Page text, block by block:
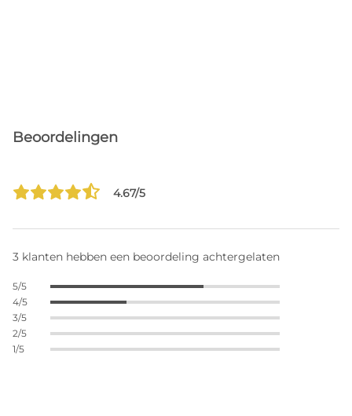
Beoordelingen
4.67/5
3 klanten hebben een beoordeling achtergelaten
5/5
4/5
3/5
2/5
1/5